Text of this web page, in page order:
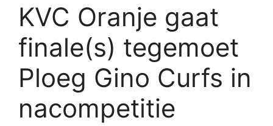
KVC Oranje gaat
finale(s) tegemoet
Ploeg Gino Curfs in
nacompetitie